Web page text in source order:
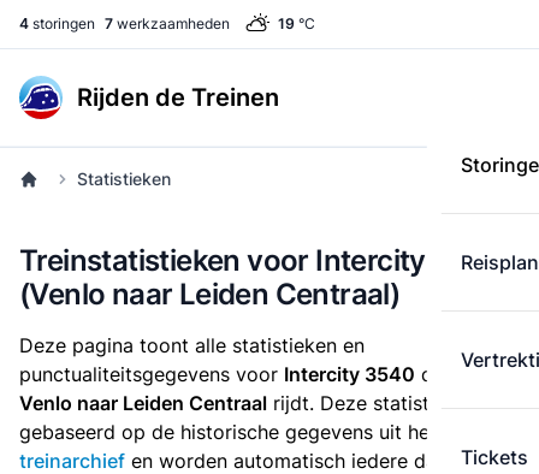
4 storingen 7 werkzaamheden 19 °C
Rijden de Treinen
Tickets
Statistieken
Treinstatistieken voor Intercity 3540
(Venlo naar Leiden Centraal)
Deze pagina toont alle statistieken en
punctualiteitsgegevens voor Intercity 3540 die
van
Venlo naar Leiden Centraal rijdt. Deze statistieken zijn
gebaseerd op de historische gegevens uit het
treinarchief en worden automatisch iedere dag